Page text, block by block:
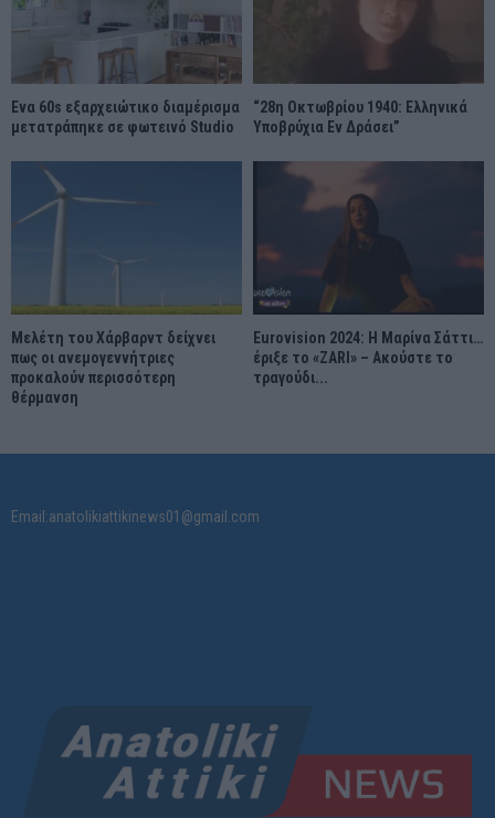
Ένα 60s εξαρχειώτικο διαμέρισμα
μετατράπηκε σε φωτεινό Studio
“28η Οκτωβρίου 1940: Ελληνικά
Υποβρύχια Εν Δράσει”
Μελέτη του Χάρβαρντ δείχνει
πως οι ανεμογεννήτριες
προκαλούν περισσότερη
θέρμανση
Eurovision 2024: Η Μαρίνα Σάττι…
έριξε το «ZARI» – Ακούστε το
τραγούδι...
Email:anatolikiattikinews01@gmail.com